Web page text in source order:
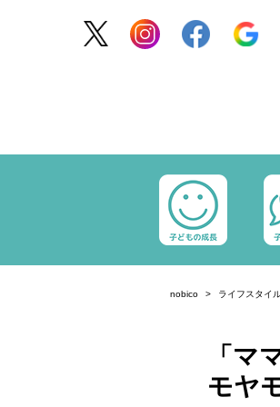
nobico ライフスタイ
「マ
モヤ